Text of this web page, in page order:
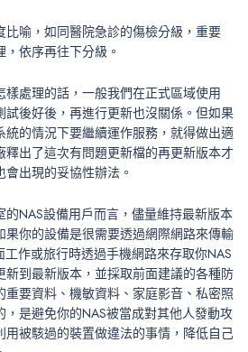
喻，如同醫院急診的傷檢分級，重要
依序再往下分級。
處理的話，一般我們在正式區域使用
後好後，再進行更新也沒關係。但如果
統的情況下要繼續運作服務，就得做出適
釋出了這次有問題更新檔的再更新版本才
出現的妥協性辦法。
NAS設備用戶而言，儘量維持最新版本
果你的設備是很需要透過網際網路來傳輸
作或旅行時透過手機網路來存取你NAS
新到最新版本，並採取前面建議的各種防
要資料、機敏資料、家庭影音、私密照
是避免你的NAS被當成對其他人發動攻
被駭過的裝置做違法的事情，降低自己